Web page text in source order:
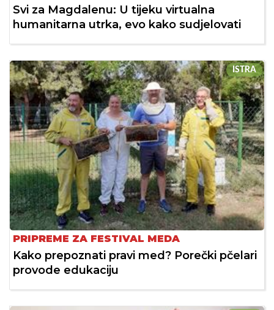
Svi za Magdalenu: U tijeku virtualna
humanitarna utrka, evo kako sudjelovati
ISTRA
PRIPREME ZA FESTIVAL MEDA
Kako prepoznati pravi med? Porečki pčelari
provode edukaciju